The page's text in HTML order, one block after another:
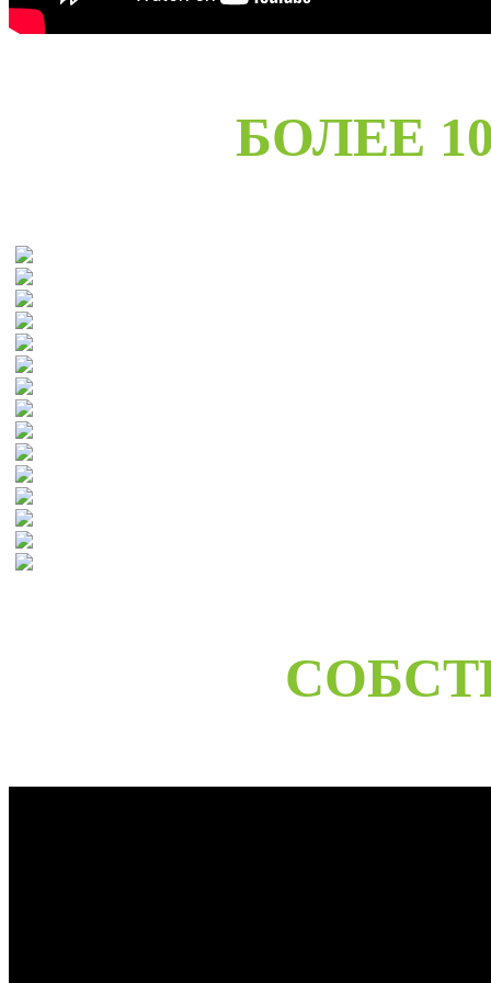
БОЛЕЕ